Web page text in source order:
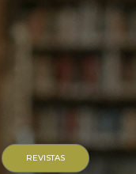
REVISTAS